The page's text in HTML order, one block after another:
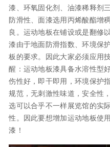
漆、环氧固化剂、油漆稀释剂
防滑性、面漆选用丙烯酸酯增
良。运动地板在铺设或是翻修
漆由于地面防滑指数、环境保
板的要求。因此大家必须应用
醒：运动地板漆具备水溶性型
伤性好，即干即用，环境保护
规范，无刺激性味道，安全性
选可以合乎不一样展览馆的实
性。因此要想增加运动地板使
漆！